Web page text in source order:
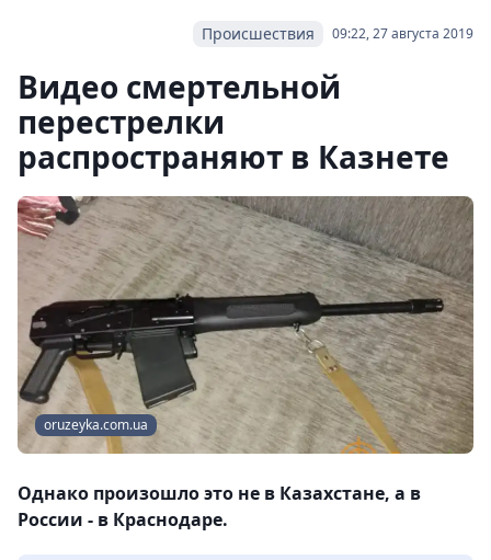
09:22, 27 августа 2019
Происшествия
Видео смертельной
перестрелки
распространяют в Казнете
oruzeyka.com.ua
Однако произошло это не в Казахстане, а в
России - в Краснодаре.